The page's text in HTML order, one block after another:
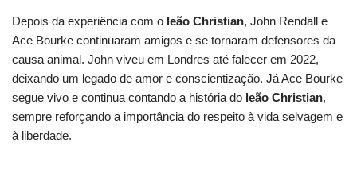
Depois da experiência com o leão Christian, John Rendall e
Ace Bourke continuaram amigos e se tornaram defensores da
causa animal. John viveu em Londres até falecer em 2022,
deixando um legado de amor e conscientização. Já Ace Bourke
segue vivo e continua contando a história do leão Christian,
sempre reforçando a importância do respeito à vida selvagem e
à liberdade.